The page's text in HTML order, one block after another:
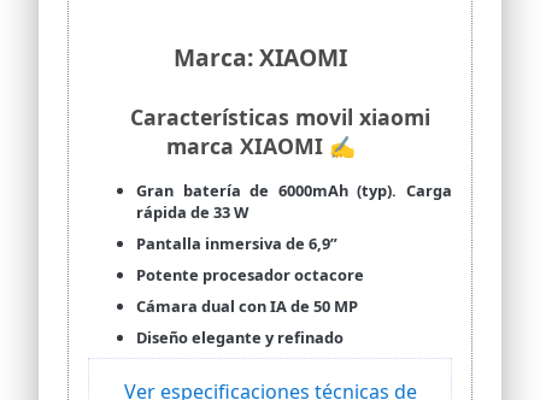
Marca: XIAOMI
Características movil xiaomi
marca XIAOMI ✍
Gran batería de 6000mAh (typ). Carga
rápida de 33 W
Pantalla inmersiva de 6,9”
Potente procesador octacore
Cámara dual con IA de 50 MP
Diseño elegante y refinado
Ver especificaciones técnicas de